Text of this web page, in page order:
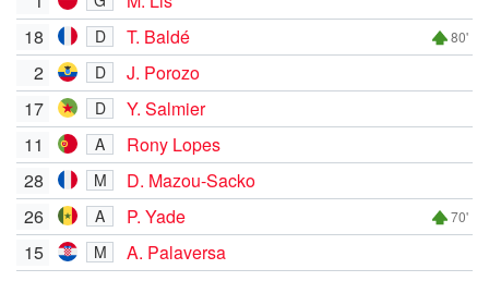
18
D T. Baldé 80'
2 D
J. Porozo
17
D
Y. Salmier
11
A
Rony Lopes
28
M
D. Mazou-Sacko
26
A P. Yade 70'
15 M A. Palaversa